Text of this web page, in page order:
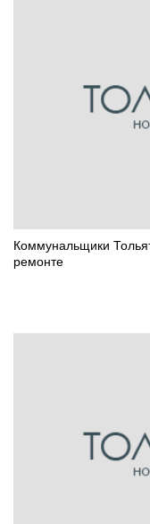
Коммунальщики
ремонте